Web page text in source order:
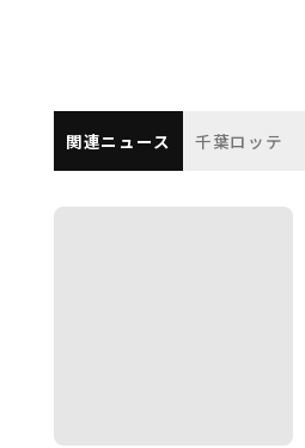
関連ニュース 千葉ロッテ